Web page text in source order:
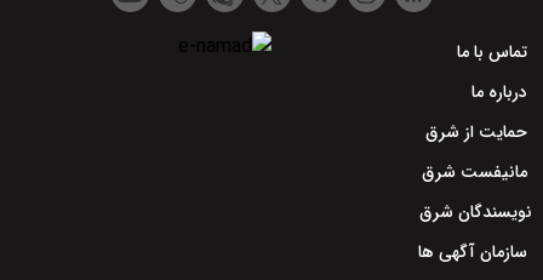
تماس با ما
درباره ما
حمایت از شرق
مانیفست شرق
نویسندگان شرق
سازمان آگهی ها